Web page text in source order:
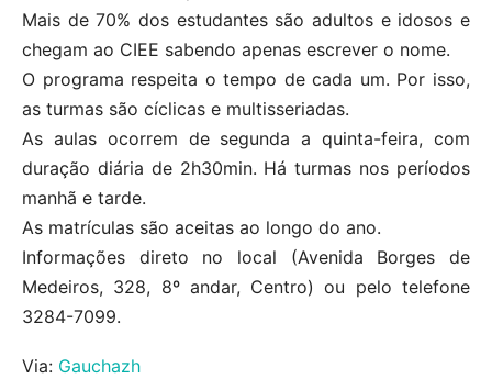
Mais de 70% dos estudantes são adultos e idosos e
chegam ao CIEE sabendo apenas escrever o nome.
O programa respeita o tempo de cada um. Por isso,
as turmas são cíclicas e multisseriadas.
As aulas ocorrem de segunda a quinta-feira, com
duração diária de 2h30min. Há turmas nos períodos
manhã e tarde.
As matrículas são aceitas ao longo do ano.
Informações direto no local (Avenida Borges de
Medeiros, 328, 8º andar, Centro) ou pelo telefone
3284-7099.
Via: Gauchazh